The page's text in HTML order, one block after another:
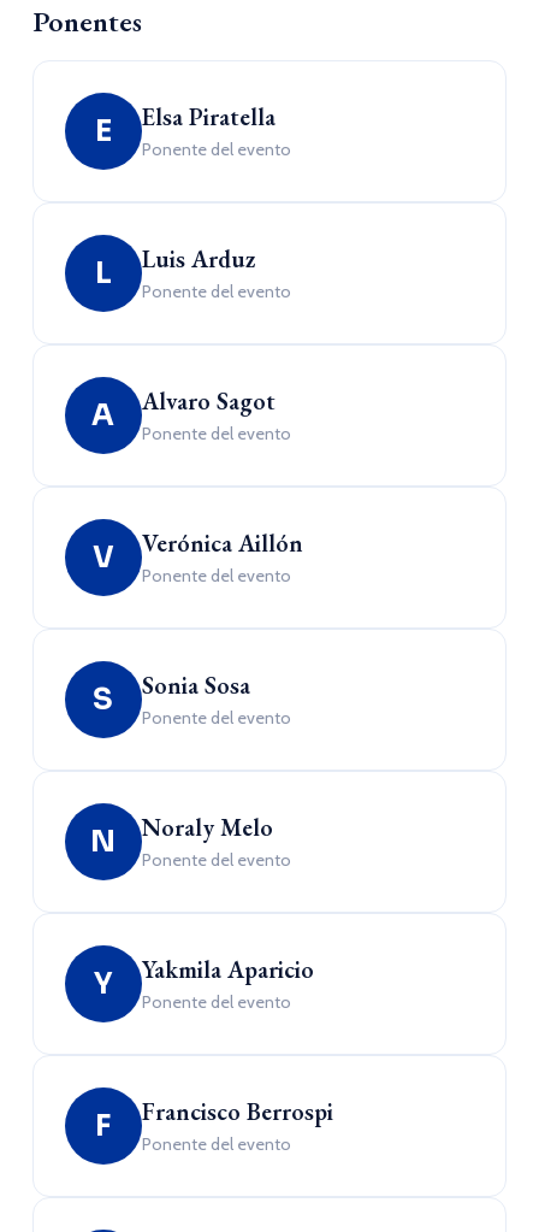
Ponentes
E Elsa Piratella
Ponente del evento
L Luis Arduz
Ponente del evento
A Alvaro Sagot
Ponente del evento
V Verónica Aillón
Ponente del evento
S Sonia Sosa
Ponente del evento
N Noraly Melo
Ponente del evento
Y Yakmila Aparicio
Ponente del evento
F Francisco Berrospi
Ponente del evento